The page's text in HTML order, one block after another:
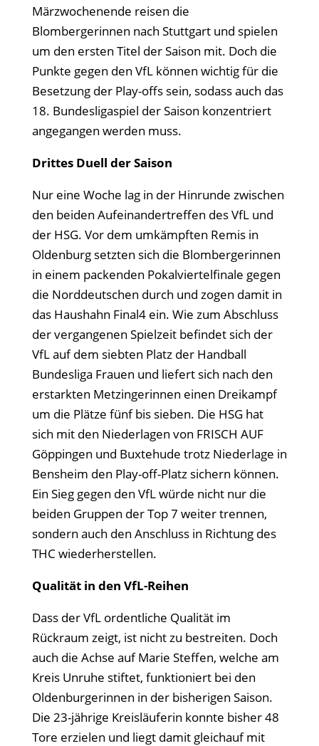
Märzwochenende reisen die
Blombergerinnen nach Stuttgart und spielen
um den ersten Titel der Saison mit. Doch die
Punkte gegen den VfL können wichtig für die
Besetzung der Play-offs sein, sodass auch das
18. Bundesligaspiel der Saison konzentriert
angegangen werden muss.
Drittes Duell der Saison
Nur eine Woche lag in der Hinrunde zwischen
den beiden Aufeinandertreffen des VfL und
der HSG. Vor dem umkämpften Remis in
Oldenburg setzten sich die Blombergerinnen
in einem packenden Pokalviertelfinale gegen
die Norddeutschen durch und zogen damit in
das Haushahn Final4 ein. Wie zum Abschluss
der vergangenen Spielzeit befindet sich der
VfL auf dem siebten Platz der Handball
Bundesliga Frauen und liefert sich nach den
erstarkten Metzingerinnen einen Dreikampf
um die Plätze fünf bis sieben. Die HSG hat
sich mit den Niederlagen von FRISCH AUF
Göppingen und Buxtehude trotz Niederlage in
Bensheim den Play-off-Platz sichern können.
Ein Sieg gegen den VfL würde nicht nur die
beiden Gruppen der Top 7 weiter trennen,
sondern auch den Anschluss in Richtung des
THC wiederherstellen.
Qualität in den VfL-Reihen
Dass der VfL ordentliche Qualität im
Rückraum zeigt, ist nicht zu bestreiten. Doch
auch die Achse auf Marie Steffen, welche am
Kreis Unruhe stiftet, funktioniert bei den
Oldenburgerinnen in der bisherigen Saison.
Die 23-jährige Kreisläuferin konnte bisher 48
Tore erzielen und liegt damit gleichauf mit